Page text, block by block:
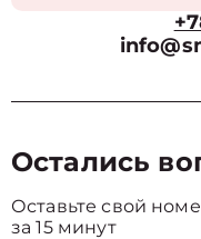
Остались
Оставьте свой
за 15 минут